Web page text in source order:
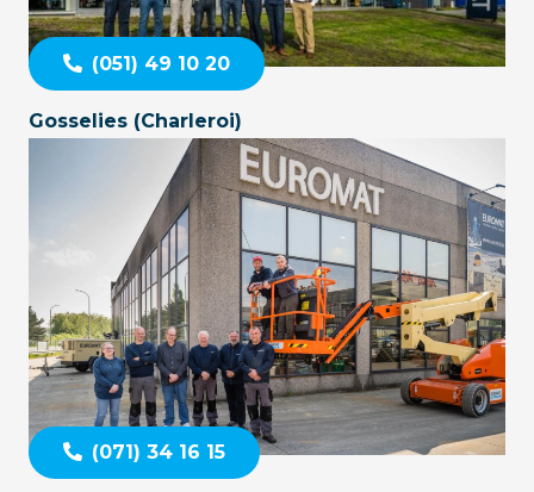
(051) 49 10 20
Gosselies (Charleroi)
(071) 34 16 15